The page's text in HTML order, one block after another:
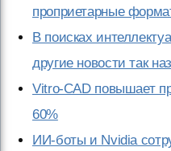
проприетарные
В поисках
другие новости так
Vitro-CAD повышает
60%
ИИ-боты и Nvidia